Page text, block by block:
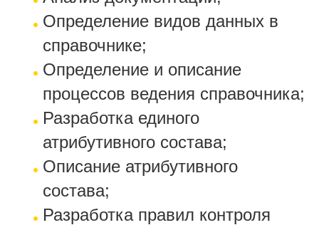
Определение видов данных в
справочнике;
Определение и описание
процессов ведения справочника;
Разработка единого
атрибутивного состава;
Описание атрибутивного
состава;
Разработка правил контроля